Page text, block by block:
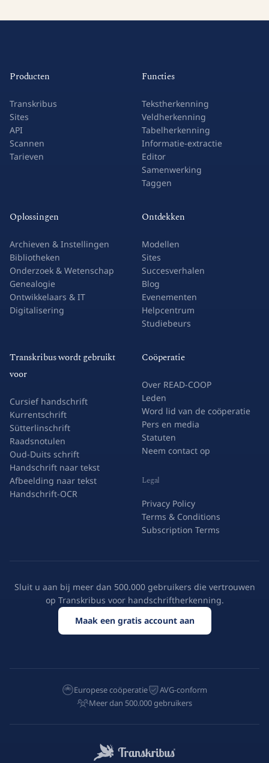
Producten
Transkribus
Sites
API
Scannen
Tarieven
Functies
Tekstherkenning
Veldherkenning
Tabelherkenning
Informatie-extractie
Editor
Samenwerking
Taggen
Oplossingen
Archieven & Instellingen
Bibliotheken
Onderzoek & Wetenschap
Genealogie
Ontwikkelaars & IT
Digitalisering
Ontdekken
Modellen
Sites
Succesverhalen
Blog
Evenementen
Helpcentrum
Studiebeurs
Transkribus wordt gebruikt
voor
Cursief handschrift
Kurrentschrift
Sütterlinschrift
Raadsnotulen
Oud-Duits schrift
Handschrift naar tekst
Afbeelding naar tekst
Handschrift-OCR
Coöperatie
Over READ-COOP
Leden
Word lid van de coöperatie
Pers en media
Statuten
Neem contact op
Legal
Privacy Policy
Terms & Conditions
Subscription Terms
Sluit u aan bij meer dan 500.000 gebruikers die vertrouwen
op Transkribus voor handschriftherkenning.
Maak een gratis account aan
Europese coöperatie
AVG-conform
Meer dan 500.000 gebruikers